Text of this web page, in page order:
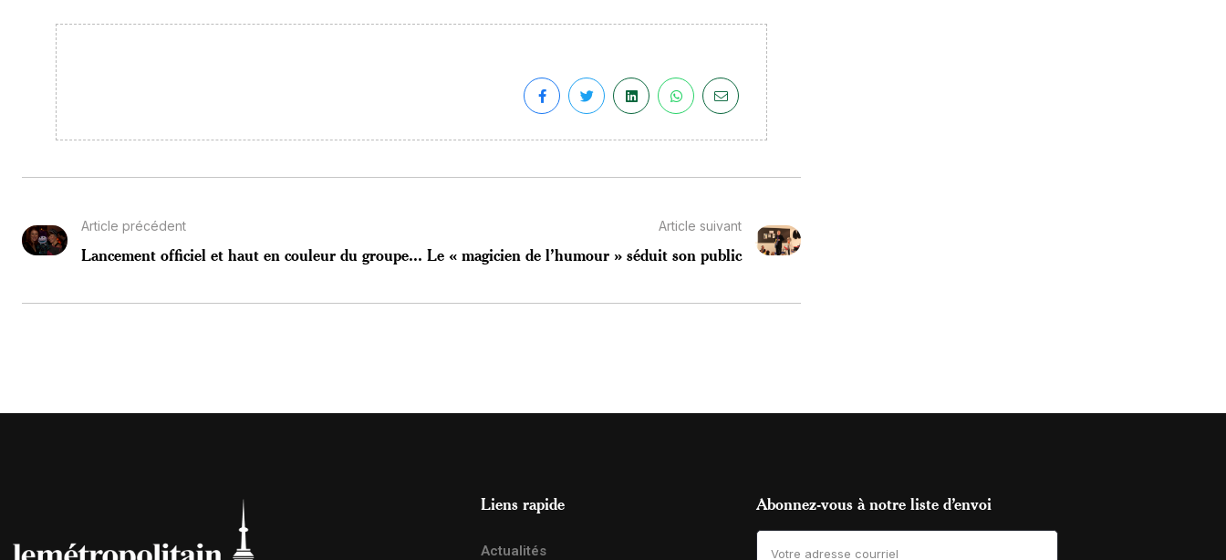
Article précédent
Lancement officiel et haut en couleur du groupe...
Article suivant
Le « magicien de l’humour » séduit son public
Liens rapide
Actualités
Abonnez-vous à notre liste d’envoi